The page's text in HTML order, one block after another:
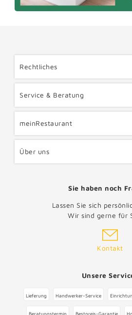
Rechtliches
Service & Beratung
meinRestaurant
Über uns
Sie haben noch
Lassen Sie sich
Wir sind gerne für
Kontakt
Unsere
Lieferung Handwerker-Service
Beratungstermin Bestpreis-Garantie